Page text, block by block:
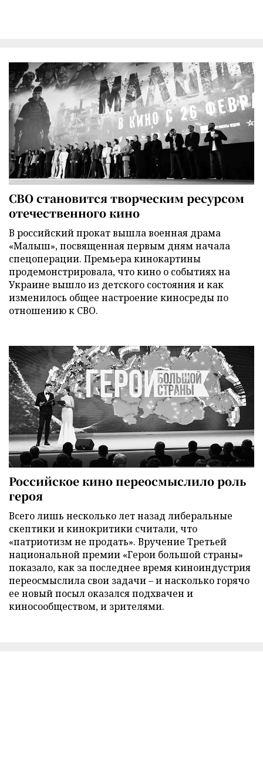
СВО становится творческим ресурсом
отечественного кино
В российский прокат вышла военная драма
«Малыш», посвященная первым дням начала
спецоперации. Премьера кинокартины
продемонстрировала, что кино о событиях на
Украине вышло из детского состояния и как
изменилось общее настроение киносреды по
отношению к СВО.
Российское кино переосмыслило роль
героя
Всего лишь несколько лет назад либеральные
скептики и кинокритики считали, что
«патриотизм не продать». Вручение Третьей
национальной премии «Герои большой страны»
показало, как за последнее время киноиндустрия
переосмыслила свои задачи – и насколько горячо
ее новый посыл оказался подхвачен и
киносообществом, и зрителями.